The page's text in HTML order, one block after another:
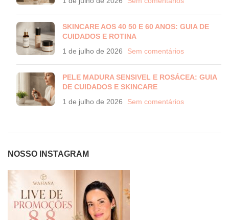
SKINCARE AOS 40 50 E 60 ANOS: GUIA DE
CUIDADOS E ROTINA
1 de julho de 2026
Sem comentários
PELE MADURA SENSIVEL E ROSÁCEA: GUIA
DE CUIDADOS E SKINCARE
1 de julho de 2026
Sem comentários
NOSSO INSTAGRAM